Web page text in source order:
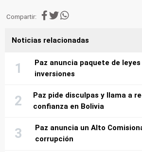
Compartir:
Noticias relacionadas
Paz anuncia paquete de
inversiones
Paz pide disculpas y llama a
confianza en Bolivia
Paz anuncia un Alto
corrupción